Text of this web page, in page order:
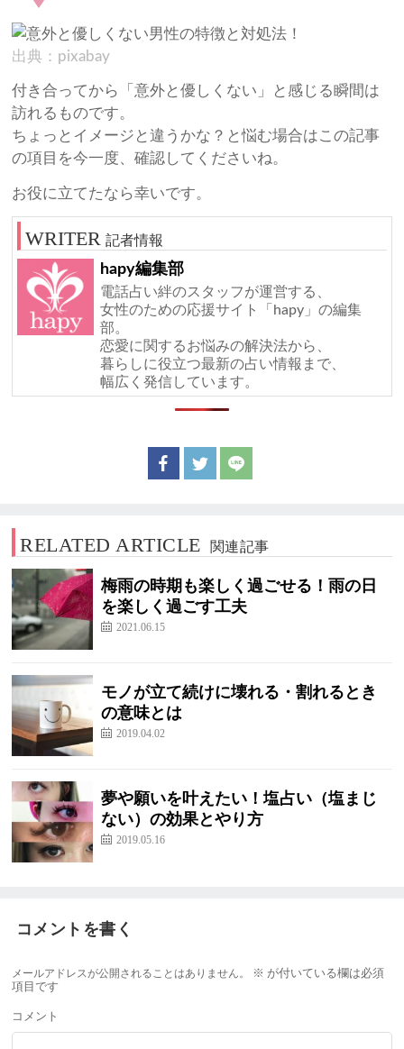
出典：pixabay
付き合ってから「意外と優しくない」と感じる瞬間は
訪れるものです。
ちょっとイメージと違うかな？と悩む場合はこの記事
の項目を今一度、確認してくださいね。
お役に立てたなら幸いです。
記者情報
hapy編集部
電話占い絆のスタッフが運営する、
女性のための応援サイト「hapy」の編集
部。
恋愛に関するお悩みの解決法から、
暮らしに役立つ最新の占い情報まで、
幅広く発信しています。
RELATED ARTICLE 関連記事
梅雨の時期も楽しく過ごせる！雨の日
を楽しく過ごす工夫
2021.06.15
モノが立て続けに壊れる・割れるとき
の意味とは
2019.04.02
夢や願いを叶えたい！塩占い（塩まじ
ない）の効果とやり方
2019.05.16
コメントを書く
メールアドレスが公開されることはありません。 ※ が付いている欄は必須
項目です
コメント